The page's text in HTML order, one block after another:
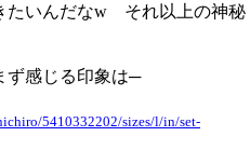
たいんだなw それ以上の神秘
ず感じる印象は─
5410332202/sizes/l/in/set-